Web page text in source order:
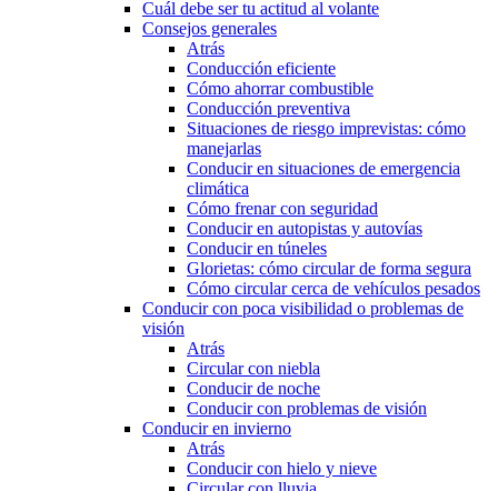
Cuál debe ser tu actitud al volante
Consejos generales
Atrás
Conducción eficiente
Cómo ahorrar combustible
Conducción preventiva
Situaciones de riesgo imprevistas: cómo
manejarlas
Conducir en situaciones de emergencia
climática
Cómo frenar con seguridad
Conducir en autopistas y autovías
Conducir en túneles
Glorietas: cómo circular de forma segura
Cómo circular cerca de vehículos pesados
Conducir con poca visibilidad o problemas de
visión
Atrás
Circular con niebla
Conducir de noche
Conducir con problemas de visión
Conducir en invierno
Atrás
Conducir con hielo y nieve